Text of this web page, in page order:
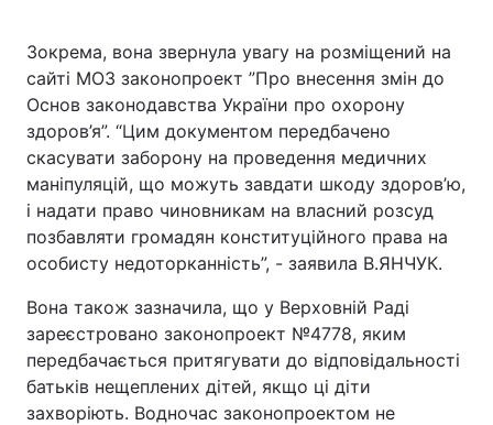
Зокрема, вона звернула увагу на розміщений на
сайті МОЗ законопроект ”Про внесення змін до
Основ законодавства України про охорону
здоров’я”. “Цим документом передбачено
скасувати заборону на проведення медичних
маніпуляцій, що можуть завдати шкоду здоров’ю,
і надати право чиновникам на власний розсуд
позбавляти громадян конституційного права на
особисту недоторканність”, - заявила В.ЯНЧУК.
Вона також зазначила, що у Верховній Раді
зареєстровано законопроект №4778, яким
передбачається притягувати до відповідальності
батьків нещеплених дітей, якщо ці діти
захворіють. Водночас законопроектом не